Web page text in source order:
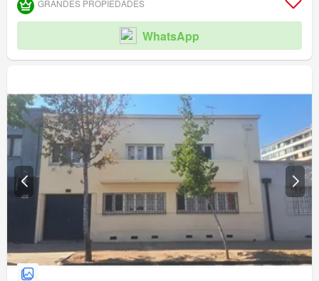
GRANDES PROPIEDADES
WhatsApp